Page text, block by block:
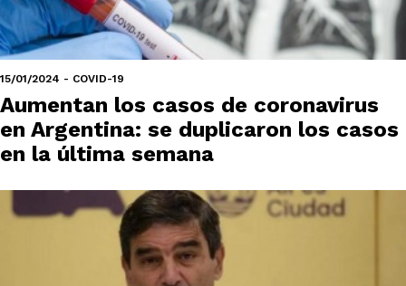
15/01/2024 - COVID-19
Aumentan los casos de coronavirus
en Argentina: se duplicaron los casos
en la última semana